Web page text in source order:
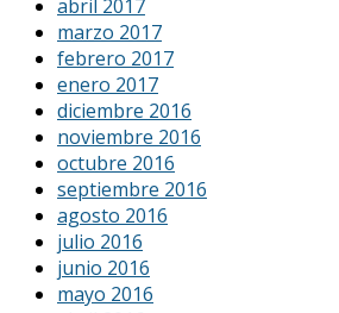
abril 2017
marzo 2017
febrero 2017
enero 2017
diciembre 2016
noviembre 2016
octubre 2016
septiembre 2016
agosto 2016
julio 2016
junio 2016
mayo 2016